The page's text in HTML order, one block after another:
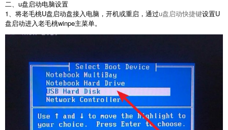
二、u盘启动电脑设置
1、将老毛桃U盘启动盘接入电脑，开机或重启，通过u盘启动快捷键设置U
盘启动进入老毛桃winpe主菜单。